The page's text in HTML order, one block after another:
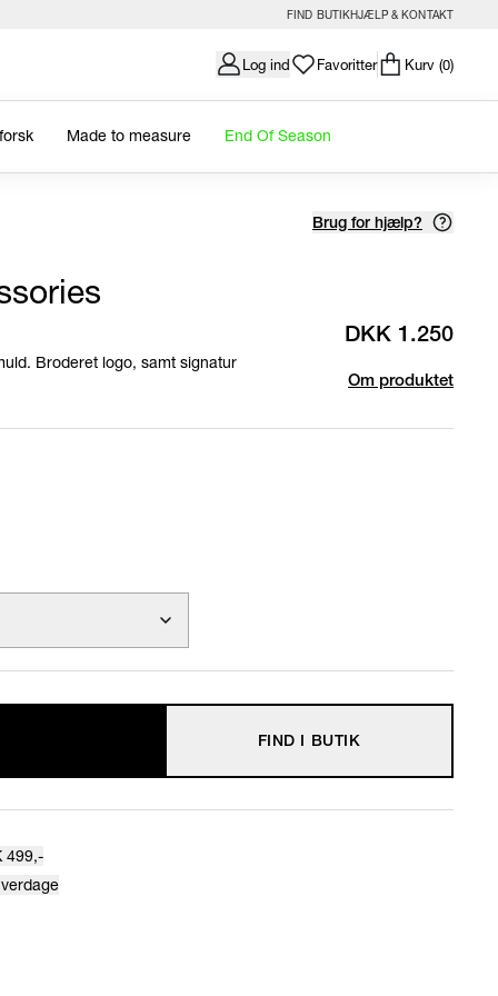
FIND BUTIKHJÆLP & KONTAKT
Log ind Favoritter Kurv (0)
Made to measure End Of Season
Brug for hjælp?
DKK 1.250
Broderet logo, samt signatur
Om produktet
FIND I BUTIK
499,-